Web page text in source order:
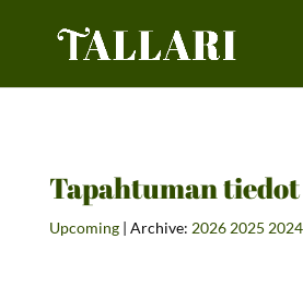
Tapahtuman tiedot
Upcoming| Archive: 2026 2025 2024